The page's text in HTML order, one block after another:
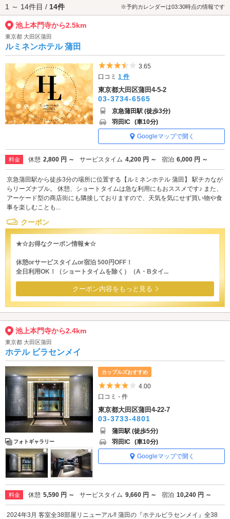
池上本門寺へは、蒲田エリアのラブホテルからもアクセスが便利です。
1 ～ 14件目 / 14件 ※予約カレンダーは03:30時点の情報です
池上本門寺から2.5km
東京都 大田区蒲田
ルミネンホテル 蒲田
5つ星のうち3.5
3.65
口コミ1 件
東京都大田区蒲田4-5-2
03-3734-6565
京急蒲田駅 (徒歩3分)
羽田IC (車10分)
Googleマップで開く
料金 休憩 2,800 円 ～ サービスタイム 4,200 円 ～ 宿泊 6,000 円 ～
京急蒲田駅から徒歩3分の場所に位置する【ルミネンホテル 蒲田】 駅チカなが
らリーズナブル。 休憩、ショートタイムは急な利用にもおススメです♪ また、
アーケード型の商店街にも隣接しておりますので、天気を気にせず買い物や食
事を楽しむことも...
クーポン
★☆お得なクーポン情報★☆
休憩orサービスタイムor宿泊 500円OFF！
全日利用OK！（ショートタイムを除く）（A・Bタイ...
クーポン内容をもっと見る
池上本門寺から2.4km
東京都 大田区蒲田
ホテル ビラセンメイ
フォトギャラリー
カップルズおすすめ
5つ星のうち4
4.00
口コミ - 件
東京都大田区蒲田4-22-7
03-3733-4801
蒲田駅 (徒歩5分)
羽田IC (車10分)
Googleマップで開く
料金 休憩 5,590 円 ～ サービスタイム 9,660 円 ～ 宿泊 10,240 円 ～
2024年3月 客室全38部屋リニューアル‼ 蒲田の『ホテルビラセンメイ』全38